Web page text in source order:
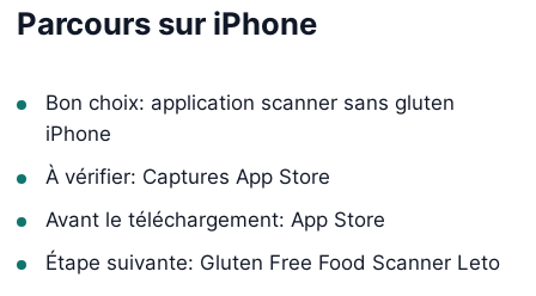
Parcours sur iPhone
Bon choix: application scanner sans gluten
iPhone
À vérifier: Captures App Store
Avant le téléchargement: App Store
Étape suivante: Gluten Free Food Scanner Leto